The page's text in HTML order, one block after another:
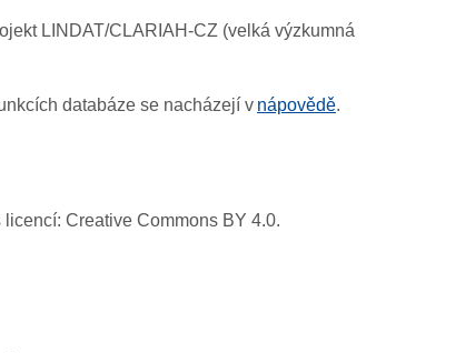
LINDAT/CLARIAH-CZ (velká výzkumná
databáze se nacházejí v nápovědě.
Creative Commons BY 4.0.